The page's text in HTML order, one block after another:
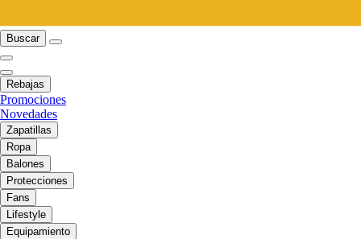
Buscar
Rebajas
Promociones
Novedades
Zapatillas
Ropa
Balones
Protecciones
Fans
Lifestyle
Equipamiento